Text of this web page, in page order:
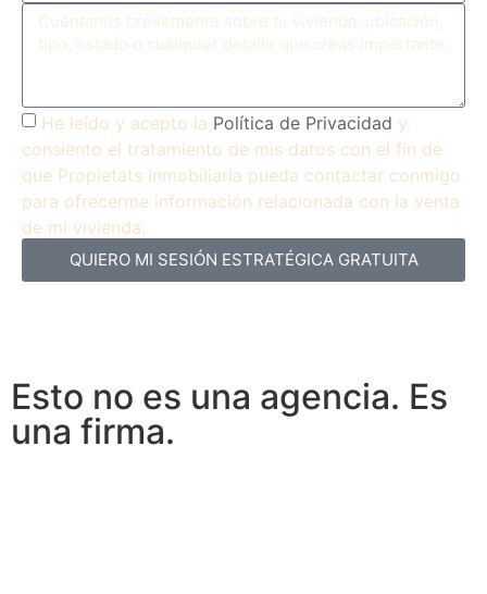
He leído y acepto la Política de Privacidad y
consiento el tratamiento de mis datos con el fin de
que Propietats Inmobiliaria pueda contactar conmigo
para ofrecerme información relacionada con la venta
de mi vivienda.
QUIERO MI SESIÓN ESTRATÉGICA GRATUITA
Esto no es una agencia. Es
una firma.